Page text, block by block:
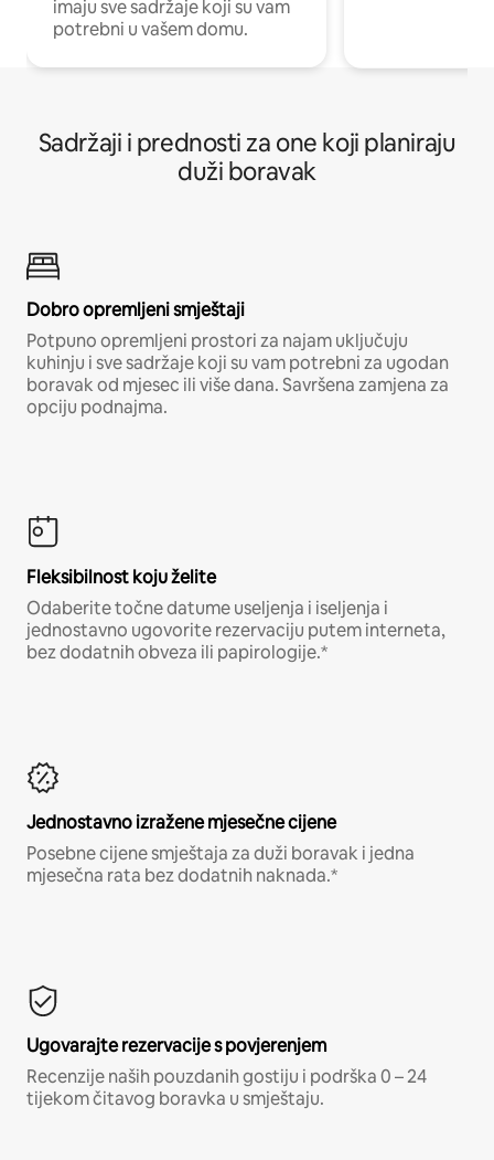
imaju sve sadržaje koji su vam
potrebni u vašem domu.
Sadržaji i prednosti za one koji planiraju
duži boravak
Dobro opremljeni smještaji
Potpuno opremljeni prostori za najam uključuju
kuhinju i sve sadržaje koji su vam potrebni za ugodan
boravak od mjesec ili više dana. Savršena zamjena za
opciju podnajma.
Fleksibilnost koju želite
Odaberite točne datume useljenja i iseljenja i
jednostavno ugovorite rezervaciju putem interneta,
bez dodatnih obveza ili papirologije.*
Jednostavno izražene mjesečne cijene
Posebne cijene smještaja za duži boravak i jedna
mjesečna rata bez dodatnih naknada.*
Ugovarajte rezervacije s povjerenjem
Recenzije naših pouzdanih gostiju i podrška 0 – 24
tijekom čitavog boravka u smještaju.